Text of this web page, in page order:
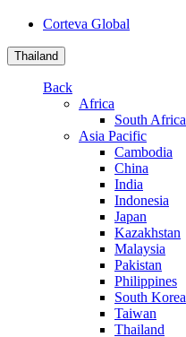
Corteva Global
Thailand
Back
Africa
South Africa
Asia Pacific
Cambodia
China
India
Indonesia
Japan
Kazakhstan
Malaysia
Pakistan
Philippines
South Korea
Taiwan
Thailand